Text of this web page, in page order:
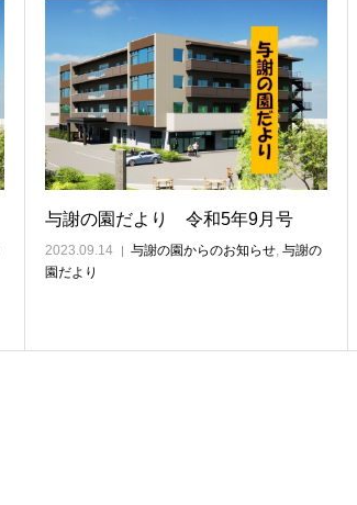
与謝の園だより 令和5年9月号
2023.09.14 与謝の園からのお知らせ, 与謝の
園だより